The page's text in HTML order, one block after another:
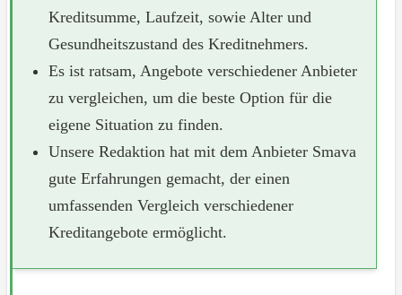
Kreditsumme, Laufzeit, sowie Alter und
Gesundheitszustand des Kreditnehmers.
Es ist ratsam, Angebote verschiedener Anbieter
zu vergleichen, um die beste Option für die
eigene Situation zu finden.
Unsere Redaktion hat mit dem Anbieter Smava
gute Erfahrungen gemacht, der einen
umfassenden Vergleich verschiedener
Kreditangebote ermöglicht.